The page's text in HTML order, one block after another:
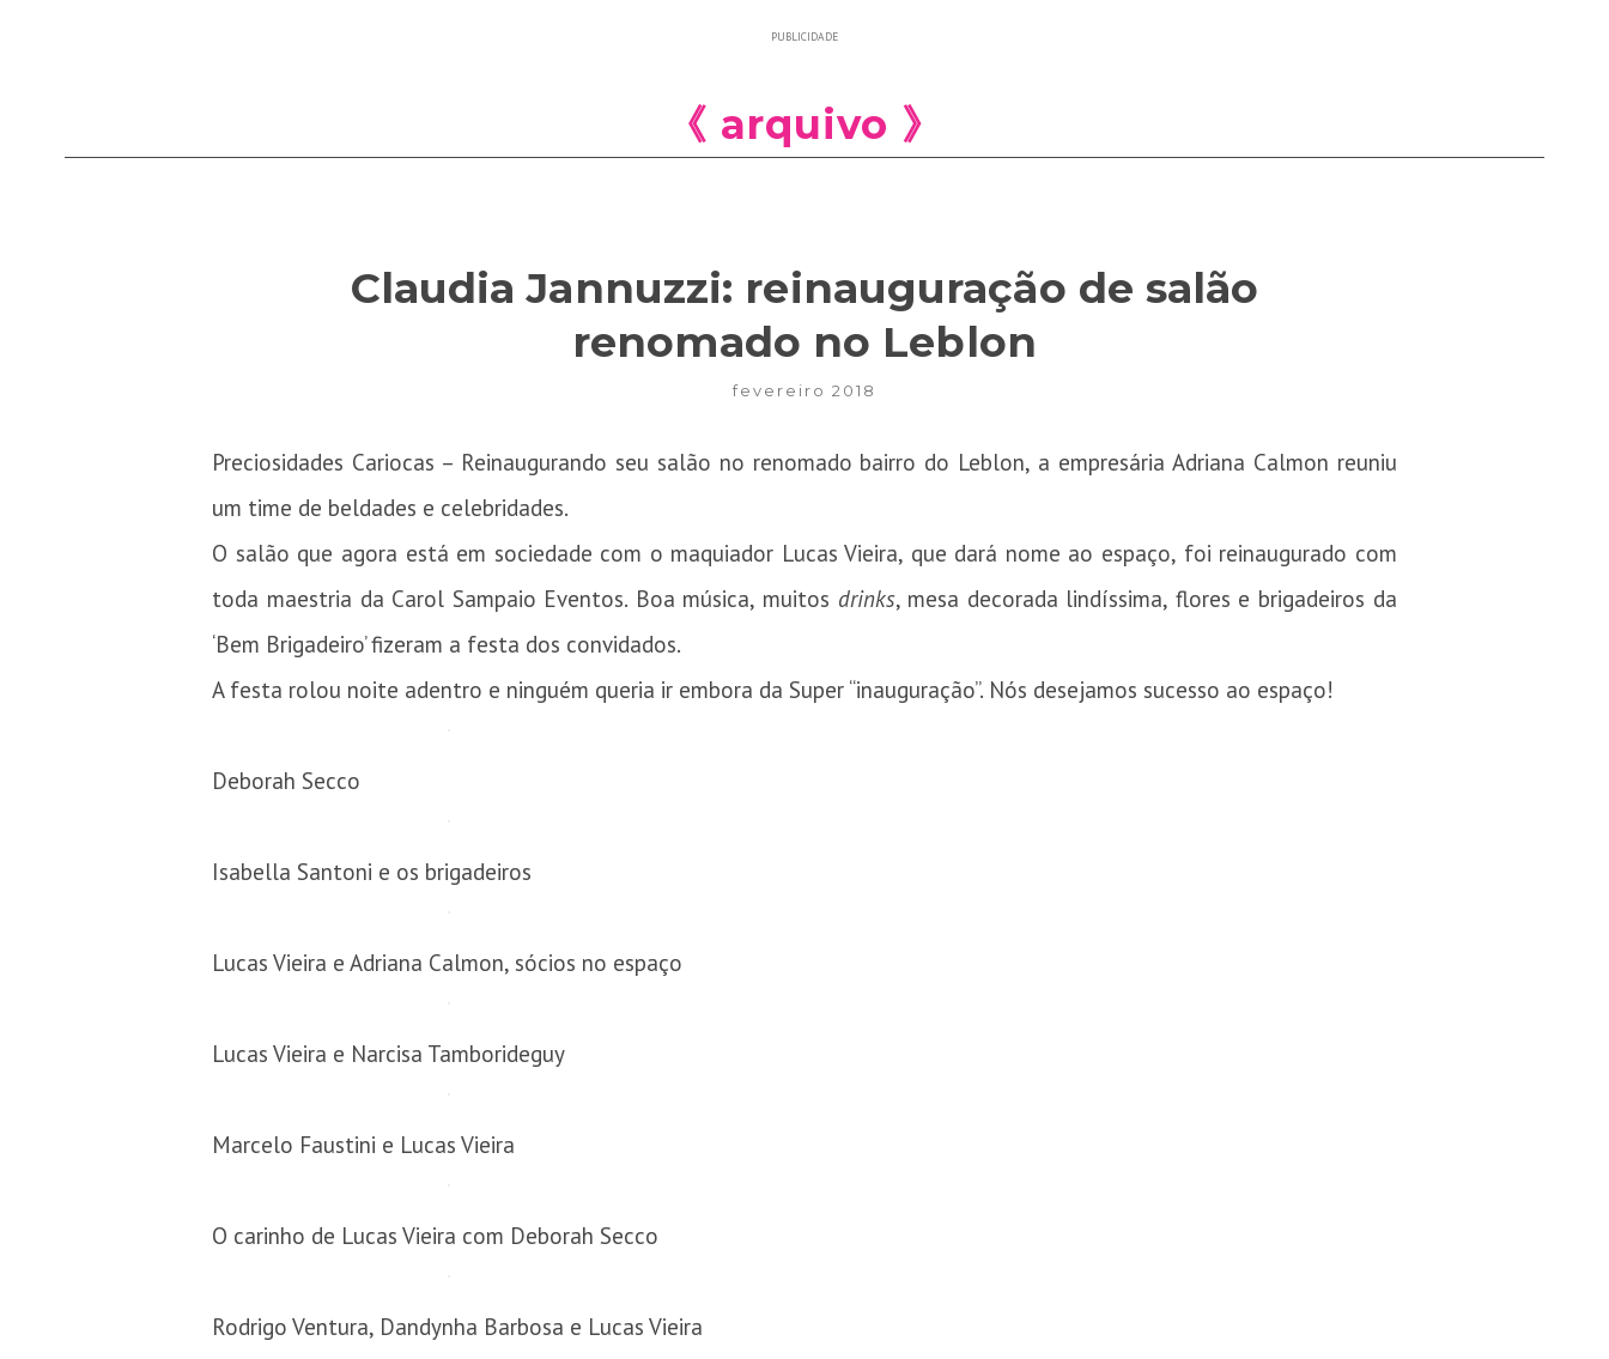
PUBLICIDADE
《 arquivo 》
Claudia Jannuzzi: reinauguração de salão
renomado no Leblon
fevereiro 2018
Preciosidades Cariocas – Reinaugurando seu salão no renomado bairro do Leblon, a empresária Adriana Calmon reuniu
um time de beldades e celebridades.
O salão que agora está em sociedade com o maquiador Lucas Vieira, que dará nome ao espaço, foi reinaugurado com
toda maestria da Carol Sampaio Eventos. Boa música, muitos drinks, mesa decorada lindíssima, flores e brigadeiros da
‘Bem Brigadeiro’ fizeram a festa dos convidados.
A festa rolou noite adentro e ninguém queria ir embora da Super “inauguração”. Nós desejamos sucesso ao espaço!
Deborah Secco
Isabella Santoni e os brigadeiros
Lucas Vieira e Adriana Calmon, sócios no espaço
Lucas Vieira e Narcisa Tamborideguy
Marcelo Faustini e Lucas Vieira
O carinho de Lucas Vieira com Deborah Secco
Rodrigo Ventura, Dandynha Barbosa e Lucas Vieira